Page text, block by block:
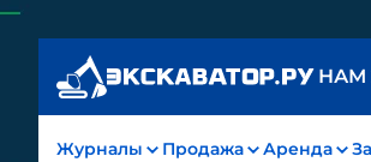
НАМ
Журналы Продажа Аренда